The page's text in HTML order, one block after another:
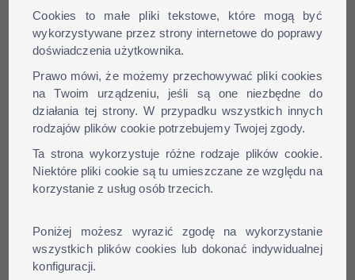
Cookies to małe pliki tekstowe, które mogą być
wykorzystywane przez strony internetowe do poprawy
doświadczenia użytkownika.
Prawo mówi, że możemy przechowywać pliki cookies
na Twoim urządzeniu, jeśli są one niezbędne do
działania tej strony. W przypadku wszystkich innych
rodzajów plików cookie potrzebujemy Twojej zgody.
Ta strona wykorzystuje różne rodzaje plików cookie.
Niektóre pliki cookie są tu umieszczane ze względu na
korzystanie z usług osób trzecich.
Poniżej możesz wyrazić zgodę na wykorzystanie
wszystkich plików cookies lub dokonać indywidualnej
konfiguracji.